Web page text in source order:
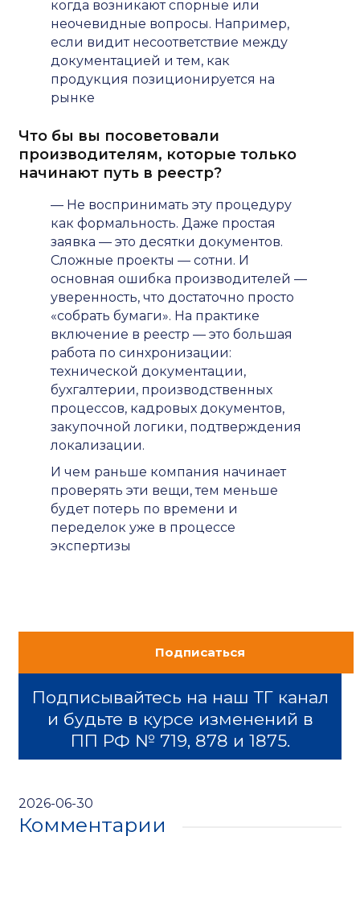
когда возникают спорные или
неочевидные вопросы. Например,
если видит несоответствие между
документацией и тем, как
продукция позиционируется на
рынке
Что бы вы посоветовали
производителям, которые только
начинают путь в реестр?
— Не воспринимать эту процедуру
как формальность. Даже простая
заявка — это десятки документов.
Сложные проекты — сотни. И
основная ошибка производителей —
уверенность, что достаточно просто
«собрать бумаги». На практике
включение в реестр — это большая
работа по синхронизации:
технической документации,
бухгалтерии, производственных
процессов, кадровых документов,
закупочной логики, подтверждения
локализации.
И чем раньше компания начинает
проверять эти вещи, тем меньше
будет потерь по времени и
переделок уже в процессе
экспертизы
Подписаться
Подписывайтесь на наш ТГ канал
и будьте в курсе изменений в
ПП РФ № 719, 878 и 1875.
2026-06-30
Комментарии